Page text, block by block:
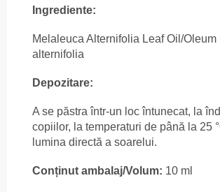
Ingrediente:
Melaleuca Alternifolia Leaf Oil/Oleum
alternifolia
Depozitare:
A se păstra într-un loc întunecat, la
copiilor, la temperaturi de până la 25
lumina directă a soarelui.
Conținut ambalaj/Volum: 10 ml